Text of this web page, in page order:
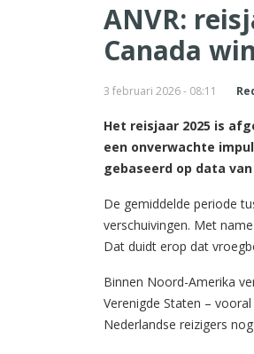
ANVR:
Canada
3 februari 2026 - 08:11
Het reisjaar 2025 is
een onverwachte
gebaseerd op data
De gemiddelde periode
verschuivingen. Met
Dat duidt erop dat
Binnen Noord-Amerika
Verenigde Staten –
Nederlandse reizigers